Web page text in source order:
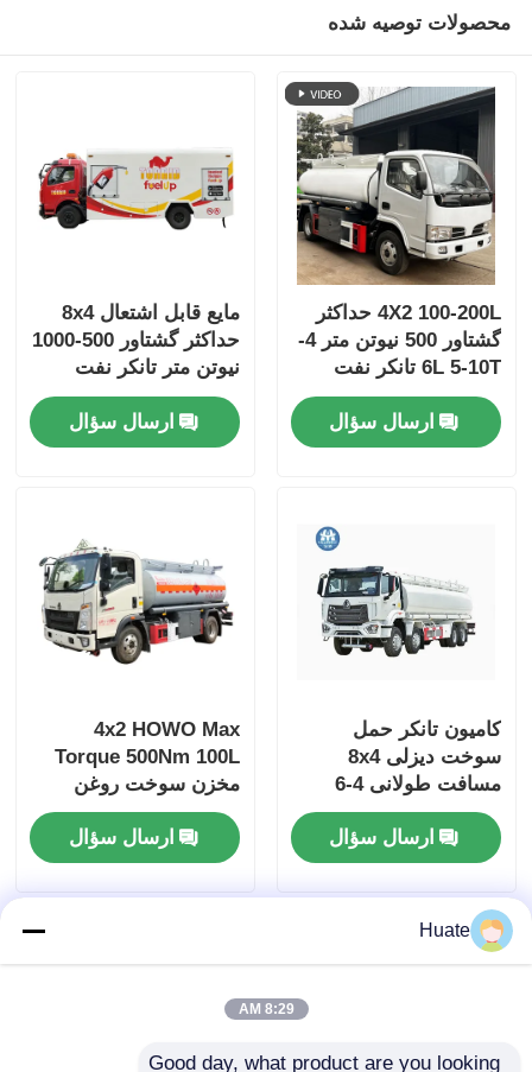
محصولات توصیه شده
4X2 100-200L حداکثر
گشتاور 500 نیوتن متر 4-
6L 5-10T تانکر نفت
سوخت خودروی حمل و
نقل
ارسال سؤال
مایع قابل اشتعال 8x4
حداکثر گشتاور 500-1000
نیوتن متر تانکر نفت
سوخت خودرو کامیون
حمل و نقلارسال سؤال
کامیون تانکر حمل
سوخت دیزلی 8x4
مسافت طولانی 4-6
لیتری 10-15 تن حمل و
نقل بار ارسال سؤال
4x2 HOWO Max
Torque 500Nm 100L
مخزن سوخت روغن
سوخت نفت مخزن
سوخت کامیون حمل و
نقل
ارسال سؤال
Huate
8:29 AM
Good day, what product are you looking